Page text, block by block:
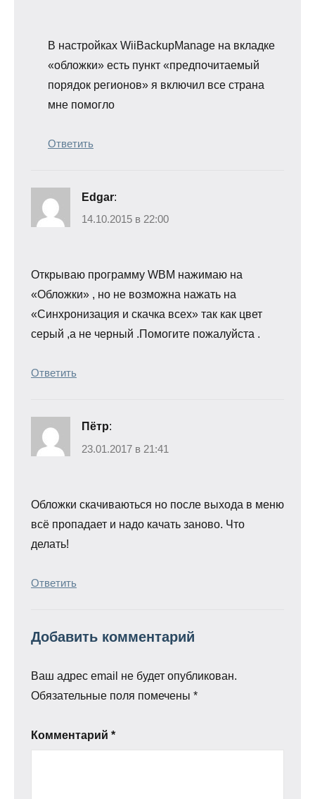
В настройках WiiBackupManage на вкладке
«обложки» есть пункт «предпочитаемый
порядок регионов» я включил все страна
мне помогло
Ответить
Edgar:
14.10.2015 в 22:00
Открываю программу WBM нажимаю на
«Обложки» , но не возможна нажать на
«Синхронизация и скачка всех» так как цвет
серый ,а не черный .Помогите пожалуйста .
Ответить
Пётр:
23.01.2017 в 21:41
Обложки скачиваються но после выхода в меню
всё пропадает и надо качать заново. Что
делать!
Ответить
Добавить комментарий
Ваш адрес email не будет опубликован.
Обязательные поля помечены *
Комментарий *